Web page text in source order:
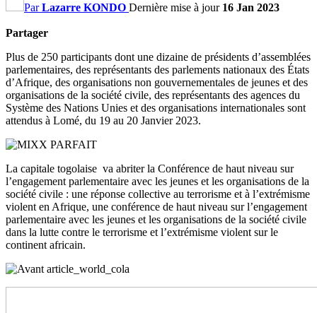
ParLazarre KONDO Dernière mise à jour 16 Jan 2023
Partager
Plus de 250 participants dont une dizaine de présidents d’assemblées
parlementaires, des représentants des parlements nationaux des États
d’Afrique, des organisations non gouvernementales de jeunes et des
organisations de la société civile, des représentants des agences du
Système des Nations Unies et des organisations internationales sont
attendus à Lomé, du 19 au 20 Janvier 2023.
La capitale togolaise va abriter la Conférence de haut niveau sur
l’engagement parlementaire avec les jeunes et les organisations de la
société civile : une réponse collective au terrorisme et à l’extrémisme
violent en Afrique, une conférence de haut niveau sur l’engagement
parlementaire avec les jeunes et les organisations de la société civile
dans la lutte contre le terrorisme et l’extrémisme violent sur le
continent africain.